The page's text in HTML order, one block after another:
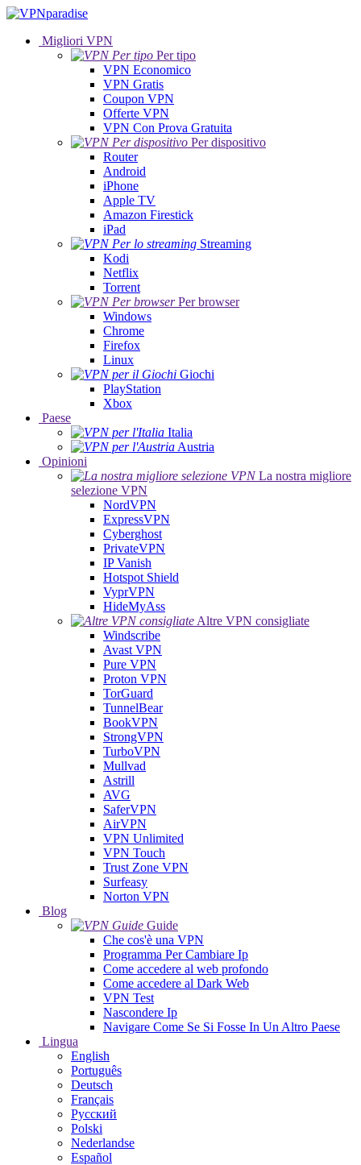
Migliori VPN
Per tipo
VPN Economico
VPN Gratis
Coupon VPN
Offerte VPN
VPN Con Prova Gratuita
Per dispositivo
Router
Android
iPhone
Apple TV
Amazon Firestick
iPad
Streaming
Kodi
Netflix
Torrent
Per browser
Windows
Chrome
Firefox
Linux
Giochi
PlayStation
Xbox
Paese
Italia
Austria
Opinioni
La nostra migliore
selezione VPN
NordVPN
ExpressVPN
Cyberghost
PrivateVPN
IP Vanish
Hotspot Shield
VyprVPN
HideMyAss
Altre VPN consigliate
Windscribe
Avast VPN
Pure VPN
Proton VPN
TorGuard
TunnelBear
BookVPN
StrongVPN
TurboVPN
Mullvad
Astrill
AVG
SaferVPN
AirVPN
VPN Unlimited
VPN Touch
Trust Zone VPN
Surfeasy
Norton VPN
Blog
Guide
Che cos'è una VPN
Programma Per Cambiare Ip
Come accedere al web profondo
Come accedere al Dark Web
VPN Test
Nascondere Ip
Navigare Come Se Si Fosse In Un Altro Paese
Lingua
English
Português
Deutsch
Français
Русский
Polski
Nederlandse
Español